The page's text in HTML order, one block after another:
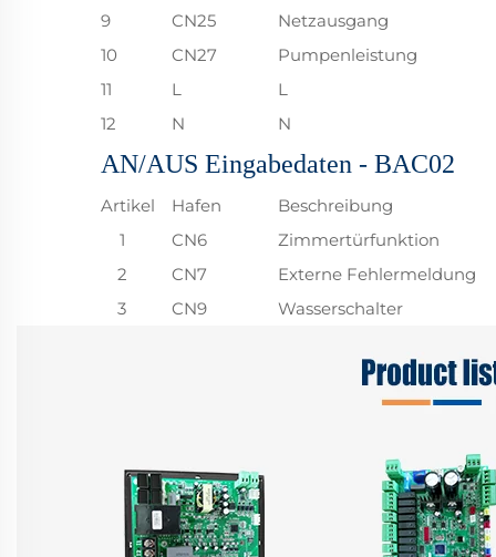
9
CN25
Netzausgang
10
CN27
Pumpenleistung
11
L
L
12
N N
AN/AUS Eingabedaten - BAC02
Artikel Hafen
Beschreibung
1
CN6
Zimmertürfunktion
2
CN7
Externe Fehlermeldung
3
CN9 Wasserschalter